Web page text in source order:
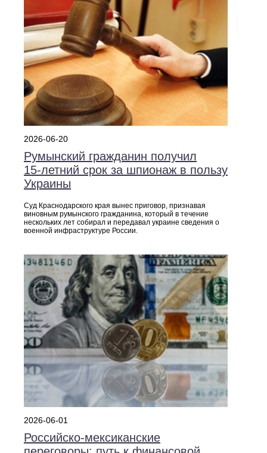
2026-06-20
Румынский гражданин получил
15‑летний срок за шпионаж в пользу
Украины
Суд Краснодарского края вынес приговор, признавая
виновным румынского гражданина, который в течение
нескольких лет собирал и передавал украине сведения о
военной инфраструктуре России.
2026-06-01
Российско‑мексиканские